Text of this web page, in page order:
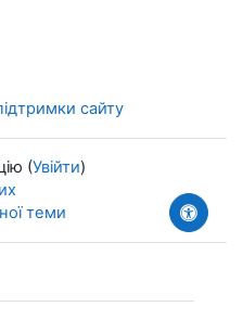
сайту
(Увійти)
теми